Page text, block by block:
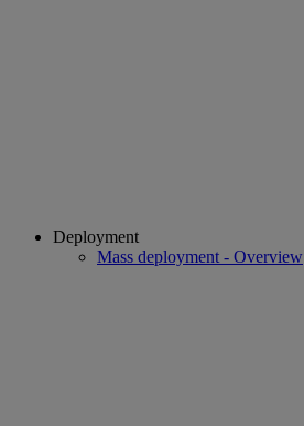
Deployment
Mass deployment - Overview